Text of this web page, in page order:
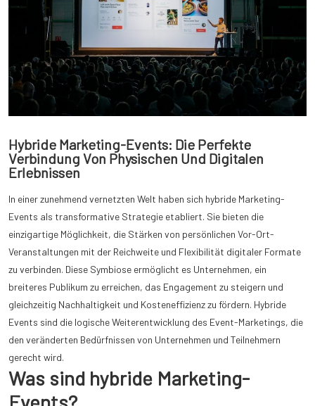
Hybride Marketing-Events: Die Perfekte
Verbindung Von Physischen Und Digitalen
Erlebnissen
In einer zunehmend vernetzten Welt haben sich hybride Marketing-
Events als transformative Strategie etabliert. Sie bieten die
einzigartige Möglichkeit, die Stärken von persönlichen Vor-Ort-
Veranstaltungen mit der Reichweite und Flexibilität digitaler Formate
zu verbinden. Diese Symbiose ermöglicht es Unternehmen, ein
breiteres Publikum zu erreichen, das Engagement zu steigern und
gleichzeitig Nachhaltigkeit und Kosteneffizienz zu fördern. Hybride
Events sind die logische Weiterentwicklung des Event-Marketings, die
den veränderten Bedürfnissen von Unternehmen und Teilnehmern
gerecht wird.
Was sind hybride Marketing-